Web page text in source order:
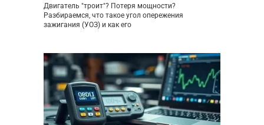
Двигатель "троит"? Потеря мощности?
Разбираемся, что такое угол опережения
зажигания (УОЗ) и как его